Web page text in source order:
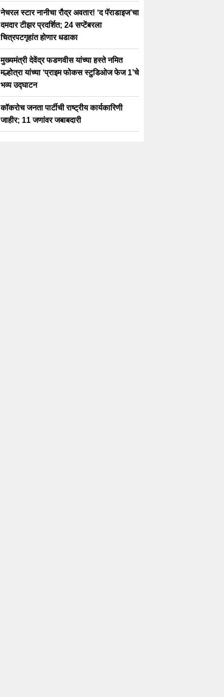
नेचरल स्टार नानीचा रौद्र अवतार! ‘द पॅराडाइज’चा
दमदार टीझर प्रदर्शित; 24 सप्टेंबरला
चित्रपटगृहांत होणार धडाका
मुख्यमंत्री देवेंद्र फडणवीस यांच्या हस्ते नमित
मल्होत्रा यांच्या ‘प्राइम फोकस स्टुडिओज फेज 1’चे
भव्य उद्घाटन
कॉकरोच जनता पार्टीची राष्ट्रीय कार्यकारिणी
जाहीर; 11 जणांवर जबाबदारी